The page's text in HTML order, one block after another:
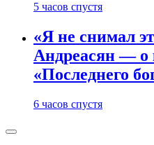
5 часов спустя
«Я не снимал
Андреасян — о
«Последнего
6 часов спустя